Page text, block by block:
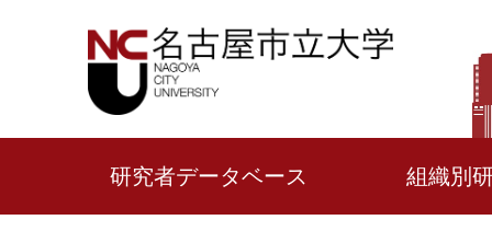
研究者データベース 組織別